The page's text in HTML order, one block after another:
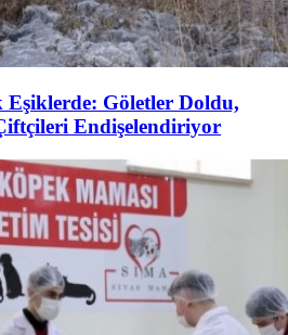
Göletler Doldu,
Endişelendiriyor